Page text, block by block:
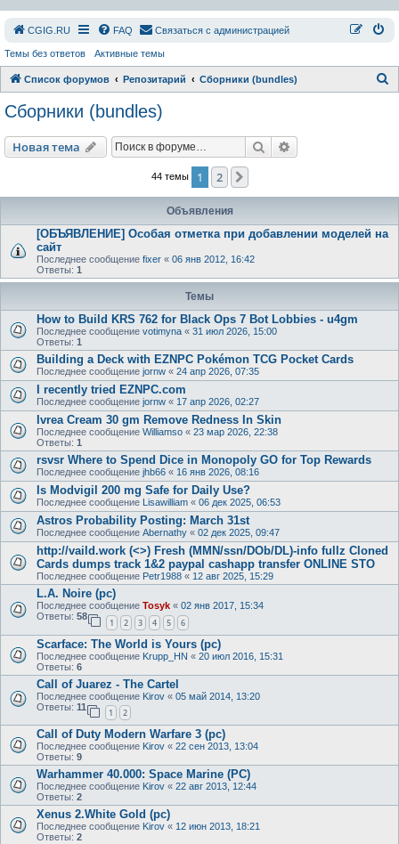
СGIG.RU FAQ Связаться с администрацией
Темы без ответов Активные темы
Список форумов Репозитарий Сборники (bundles)
Сборники (bundles)
Новая тема Поиск
44 темы 1 2
Объявления
[ОБЪЯВЛЕНИЕ] Особая отметка при добавлении моделей на
сайт
Последнее сообщение fixer « 06 янв 2012, 16:42
Ответы: 1
Темы
How to Build KRS 762 for Black Ops 7 Bot Lobbies - u4gm
Последнее сообщение votimyna « 31 июл 2026, 15:00
Ответы: 1
Building a Deck with EZNPC Pokémon TCG Pocket Cards
Последнее сообщение jornw « 24 апр 2026, 07:35
I recently tried EZNPC.com
Последнее сообщение jornw « 17 апр 2026, 02:27
Ivrea Cream 30 gm Remove Redness In Skin
Последнее сообщение Williamso « 23 мар 2026, 22:38
Ответы: 1
rsvsr Where to Spend Dice in Monopoly GO for Top Rewards
Последнее сообщение jhb66 « 16 янв 2026, 08:16
Is Modvigil 200 mg Safe for Daily Use?
Последнее сообщение Lisawilliam « 06 дек 2025, 06:53
Astros Probability Posting: March 31st
Последнее сообщение Abernathy « 02 дек 2025, 09:47
http://vaild.work (<>) Fresh (MMN/ssn/DOb/DL)-info fullz Cloned
Cards dumps track 1&2 paypal cashapp transfer ONLINE STO
Последнее сообщение Petr1988 « 12 авг 2025, 15:29
L.A. Noire (pc)
Последнее сообщение Tosyk « 02 янв 2017, 15:34
Ответы: 58
1 2 3 4 5 6
Scarface: The World is Yours (pc)
Последнее сообщение Krupp_HN « 20 июл 2016, 15:31
Ответы: 6
Call of Juarez - The Cartel
Последнее сообщение Kirov « 05 май 2014, 13:20
Ответы: 11
1 2
Call of Duty Modern Warfare 3 (pc)
Последнее сообщение Kirov « 22 сен 2013, 13:04
Ответы: 9
Warhammer 40.000: Space Marine (PC)
Последнее сообщение Kirov « 22 авг 2013, 12:44
Ответы: 2
Xenus 2.White Gold (pc)
Последнее сообщение Kirov « 12 июн 2013, 18:21
Ответы: 2